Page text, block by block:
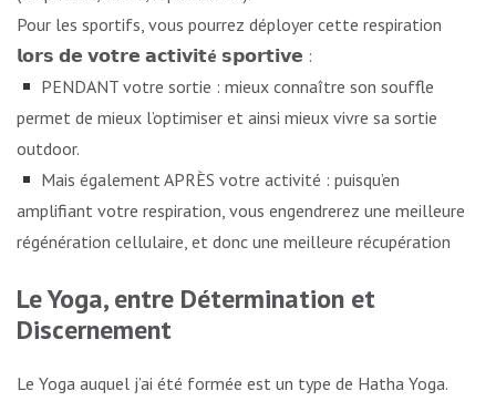
Pour les sportifs, vous pourrez déployer cette respiration
𝗹𝗼𝗿𝘀 𝗱𝗲 𝘃𝗼𝘁𝗿𝗲 𝗮𝗰𝘁𝗶𝘃𝗶𝘁é 𝘀𝗽𝗼𝗿𝘁𝗶𝘃𝗲 :
PENDANT votre sortie : mieux connaître son souffle
permet de mieux l’optimiser et ainsi mieux vivre sa sortie
outdoor.
Mais également APRÈS votre activité : puisqu’en
amplifiant votre respiration, vous engendrerez une meilleure
régénération cellulaire, et donc une meilleure récupération
Le Yoga, entre Détermination et
Discernement
Le Yoga auquel j’ai été formée est un type de Hatha Yoga.